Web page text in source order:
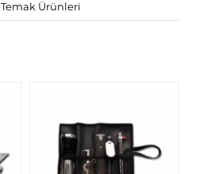
Temak Ürünleri